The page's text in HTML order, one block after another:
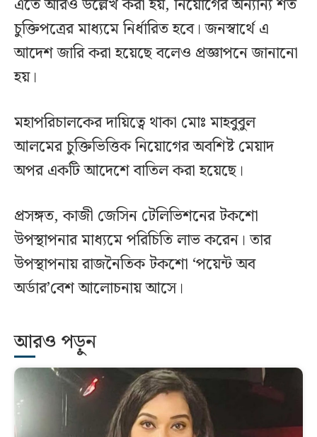
এতে আরও উল্লেখ করা হয়, নিয়োগের অন্যান্য শর্ত
চুক্তিপত্রের মাধ্যমে নির্ধারিত হবে। জনস্বার্থে এ
আদেশ জারি করা হয়েছে বলেও প্রজ্ঞাপনে জানানো
হয়।
মহাপরিচালকের দায়িত্বে থাকা মোঃ মাহবুবুল
আলমের চুক্তিভিত্তিক নিয়োগের অবশিষ্ট মেয়াদ
অপর একটি আদেশে বাতিল করা হয়েছে।
প্রসঙ্গত, কাজী জেসিন টেলিভিশনের টকশো
উপস্থাপনার মাধ্যমে পরিচিতি লাভ করেন। তার
উপস্থাপনায় রাজনৈতিক টকশো ‘পয়েন্ট অব
অর্ডার’বেশ আলোচনায় আসে।
আরও পড়ুন